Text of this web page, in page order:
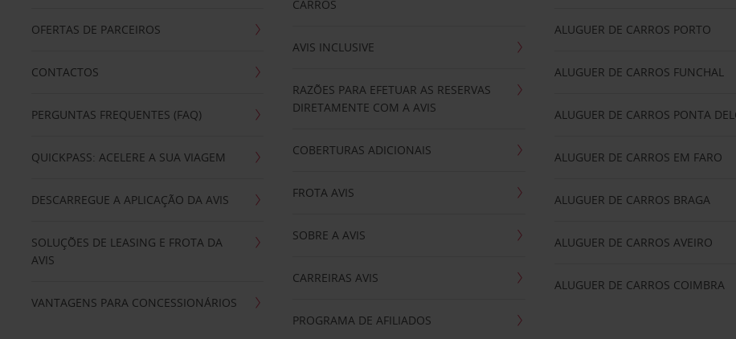
OFERTAS DE PARCEIROS
CONTACTOS
PERGUNTAS FREQUENTES (FAQ)
QUICKPASS: ACELERE A SUA VIAGEM
DESCARREGUE A APLICAÇÃO DA AVIS
SOLUÇÕES DE LEASING E FROTA DA
AVIS
VANTAGENS PARA CONCESSIONÁRIOS
CARROS
AVIS INCLUSIVE
RAZÕES PARA EFETUAR AS RESERVAS
DIRETAMENTE COM A AVIS
COBERTURAS ADICIONAIS
FROTA AVIS
SOBRE A AVIS
CARREIRAS AVIS
PROGRAMA DE AFILIADOS
ALUGUER DE CARROS PORTO
ALUGUER DE CARROS FUNCHAL
ALUGUER DE CARROS PONTA
ALUGUER DE CARROS EM FARO
ALUGUER DE CARROS BRAGA
ALUGUER DE CARROS AVEIRO
ALUGUER DE CARROS COIMBRA